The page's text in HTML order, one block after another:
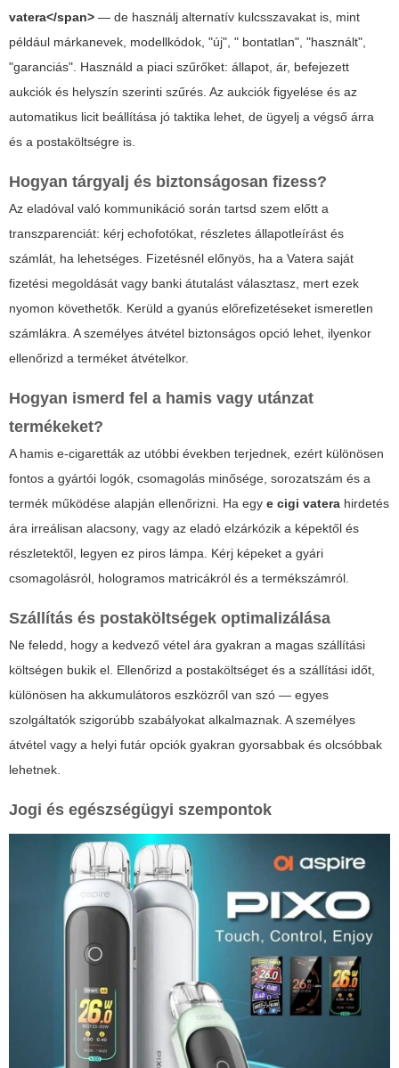
vatera</span> — de használj alternatív kulcsszavakat is, mint
például márkanevek, modellkódok, "új", " bontatlan", "használt",
"garanciás". Használd a piaci szűrőket: állapot, ár, befejezett
aukciók és helyszín szerinti szűrés. Az aukciók figyelése és az
automatikus licit beállítása jó taktika lehet, de ügyelj a végső árra
és a postaköltségre is.
Hogyan tárgyalj és biztonságosan fizess?
Az eladóval való kommunikáció során tartsd szem előtt a
transzparenciát: kérj echofotókat, részletes állapotleírást és
számlát, ha lehetséges. Fizetésnél előnyös, ha a Vatera saját
fizetési megoldását vagy banki átutalást választasz, mert ezek
nyomon követhetők. Kerüld a gyanús előrefizetéseket ismeretlen
számlákra. A személyes átvétel biztonságos opció lehet, ilyenkor
ellenőrizd a terméket átvételkor.
Hogyan ismerd fel a hamis vagy utánzat
termékeket?
A hamis e-cigaretták az utóbbi években terjednek, ezért különösen
fontos a gyártói logók, csomagolás minősége, sorozatszám és a
termék működése alapján ellenőrizni. Ha egy e cigi vatera hirdetés
ára irreálisan alacsony, vagy az eladó elzárkózik a képektől és
részletektől, legyen ez piros lámpa. Kérj képeket a gyári
csomagolásról, hologramos matricákról és a termékszámról.
Szállítás és postaköltségek optimalizálása
Ne feledd, hogy a kedvező vétel ára gyakran a magas szállítási
költségen bukik el. Ellenőrizd a postaköltséget és a szállítási időt,
különösen ha akkumulátoros eszközről van szó — egyes
szolgáltatók szigorúbb szabályokat alkalmaznak. A személyes
átvétel vagy a helyi futár opciók gyakran gyorsabbak és olcsóbbak
lehetnek.
Jogi és egészségügyi szempontok